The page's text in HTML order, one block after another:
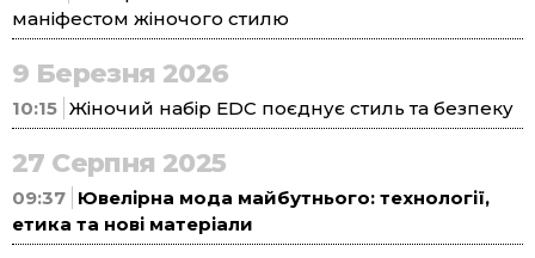
маніфестом жіночого стилю
9 Березня 2026
10:15 Жіночий набір EDC поєднує стиль та безпеку
27 Серпня 2025
09:37 Ювелірна мода майбутнього: технології,
етика та нові матеріали